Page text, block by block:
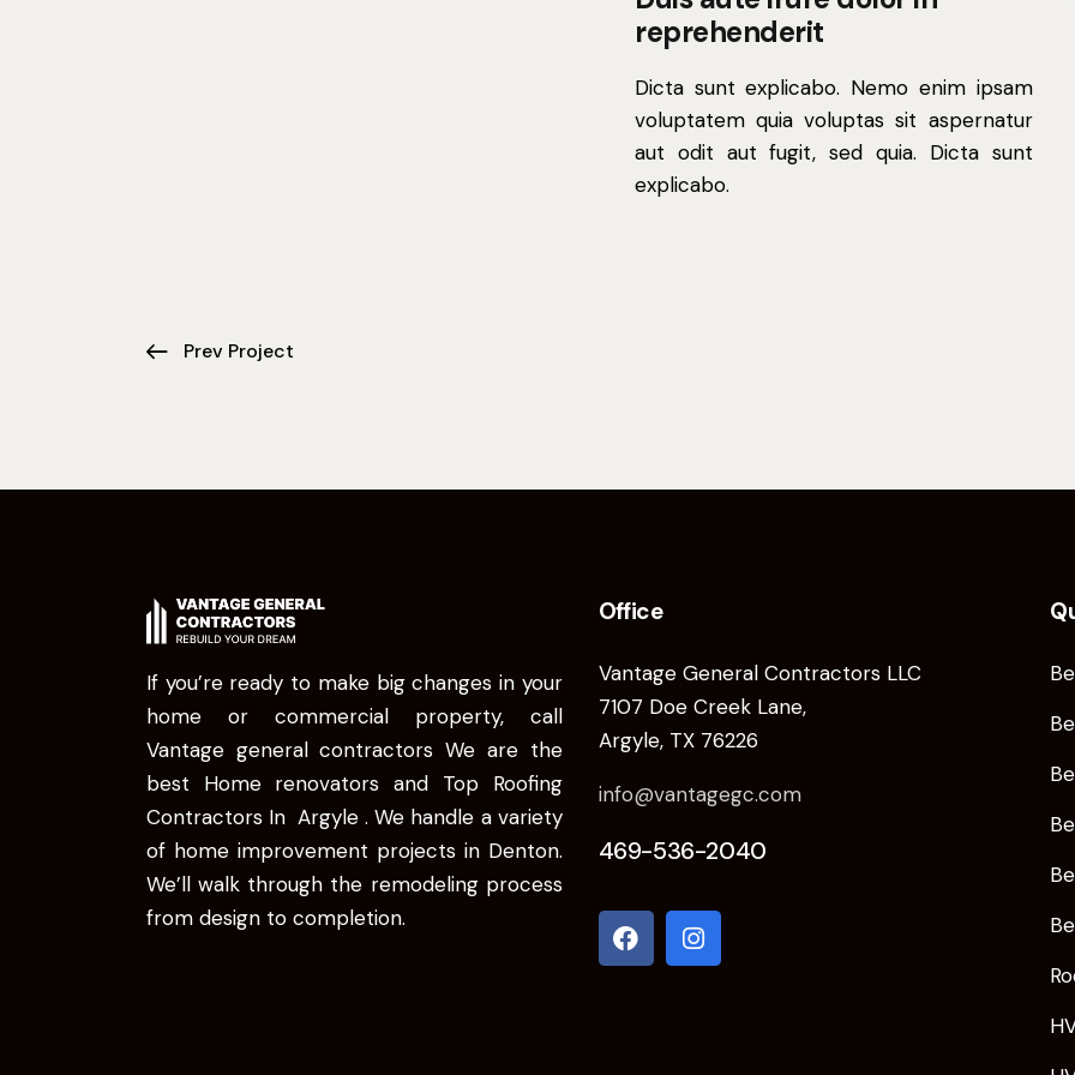
reprehenderit
Dicta sunt explicabo. Nemo enim ipsam
voluptatem quia voluptas sit aspernatur
aut odit aut fugit, sed quia. Dicta sunt
explicabo.
Prev Project
If you’re ready to make big changes in your
home or commercial property, call
Vantage general contractors We are the
best Home renovators and Top Roofing
Contractors In Argyle . We handle a variety
of home improvement projects in Denton.
We’ll walk through the remodeling process
from design to completion.
Office
Vantage General Contractors LLC
7107 Doe Creek Lane,
Argyle, TX 76226
info@vantagegc.com
469-536-2040